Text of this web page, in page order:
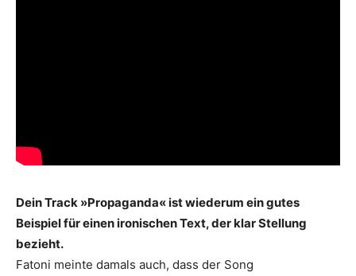
Dein Track »Propaganda« ist wiederum ein gutes
Beispiel für einen ironischen Text, der klar Stellung
bezieht.
Fatoni meinte damals auch, dass der Song